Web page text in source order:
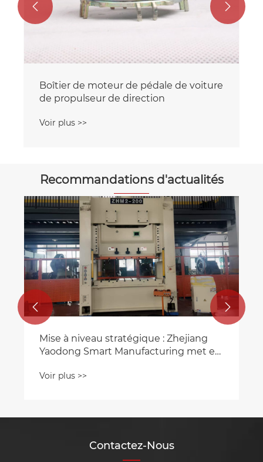
Boîtier de moteur de pédale de voiture
de propulseur de direction
Voir plus >>
 
Recommandations d'actualités
Mise à niveau stratégique : Zhejiang
Yaodong Smart Manufacturing met en
automatisée de 200 T pour les pièces
Voir plus >>
 
Contactez-Nous